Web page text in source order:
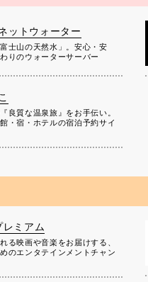
ットウォーター
士山の天然水」。安心・安
りのウォーターサーバー
良質な温泉旅』をお手伝い。
・宿・ホテルの宿泊予約サイ
レミアム
る映画や音楽をお届けする、
のエンタテインメントチャン